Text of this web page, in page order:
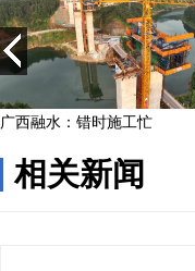
相关新闻